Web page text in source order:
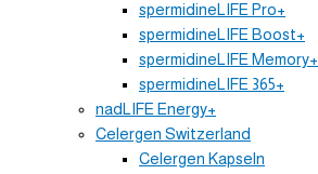
spermidineLIFE Pro+
spermidineLIFE Boost+
spermidineLIFE Memory+
spermidineLIFE 365+
nadLIFE Energy+
Celergen Switzerland
Celergen Kapseln